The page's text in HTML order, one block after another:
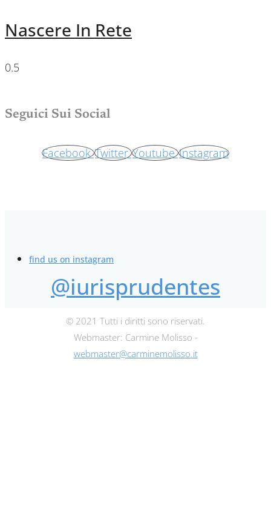
Nascere In Rete
Seguici Sui Social
Facebook Twitter Youtube Instagram
find us on instagram
@iurisprudentes
© 2021 Tutti i diritti sono riservati.
Webmaster: Carmine Molisso -
webmaster@carminemolisso.it